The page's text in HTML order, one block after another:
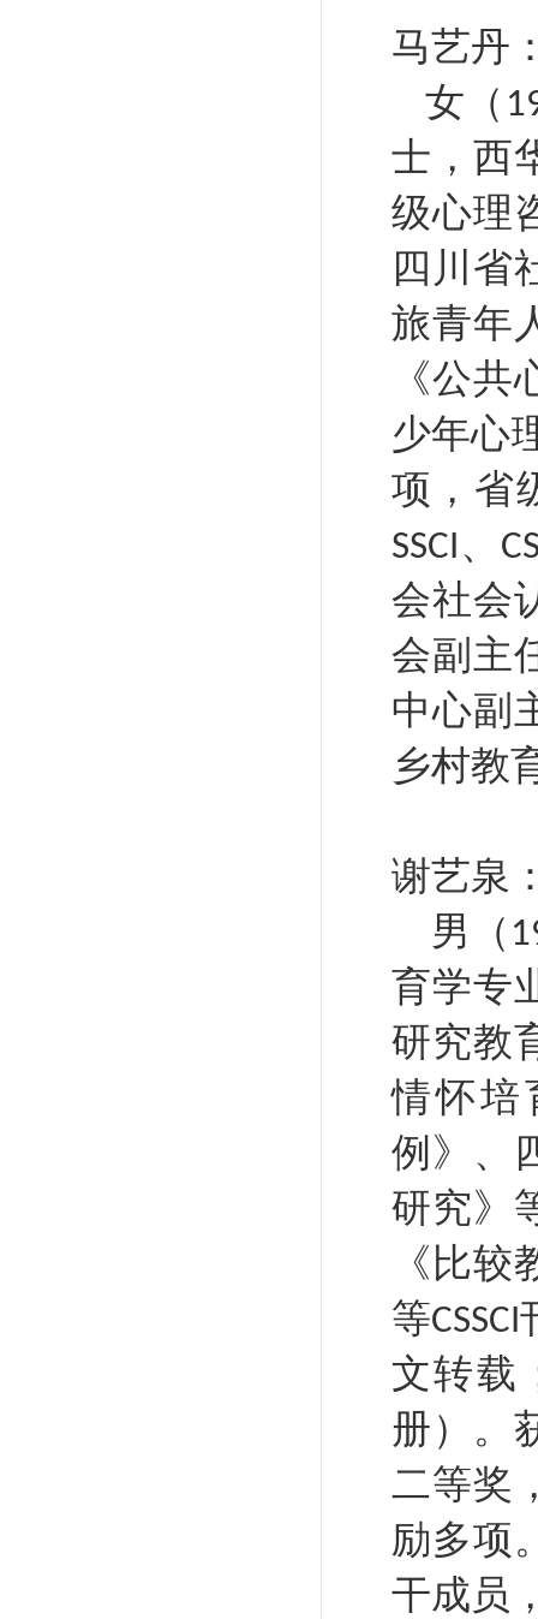
马艺丹
女（
士，西
级心理
四川省
旅青年
《公
少年心
项，省
SSCI、
会社会
会副主
中心副
乡村教
谢艺泉
男（
育学专
研究教
情怀
例》、
研究》
《比
等CSSCI
文转载
册）。
二等奖
励多项
干成员